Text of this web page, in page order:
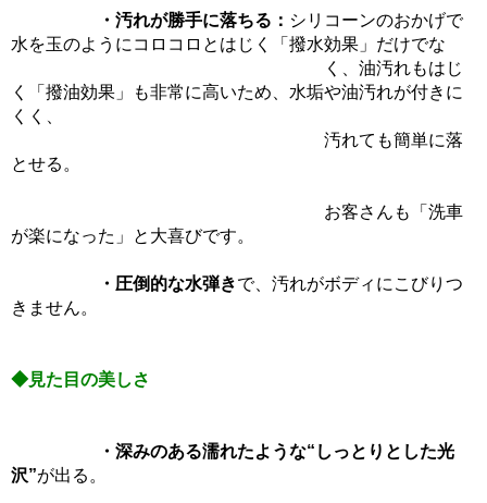
・汚れが勝手に落ちる： シリコーンのおかげで
水を玉のようにコロコロとはじく「撥水効果」だけでな
く、油汚れもはじ
く「撥油効果」も非常に高いため、水垢や油汚れが付きに
くく、
汚れても簡単に落
とせる。
お客さんも「洗車
が楽になった」と大喜びです。
・圧倒的な水弾きで、汚れがボディにこびりつ
きません。
◆見た目の美しさ
・深みのある濡れたような“しっとりとした光
沢”が出る。